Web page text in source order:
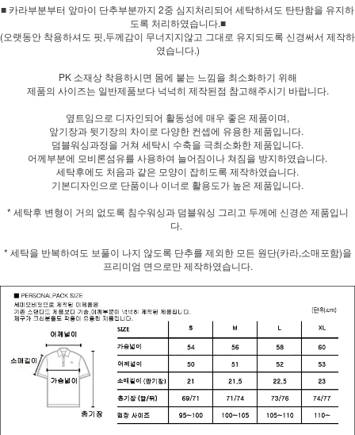
■ 카라부분부터 앞마이 단추부분까지 2중 심지처리되어 세탁하셔도 탄탄함을 유지하
도록 처리하였습니다.■
(오랫동안 착용하셔도 핏,두께감이 무너지지않고 그대로 유지되도록 신경써서 제작하
였습니다.)
PK 소재상 착용하시면 몸에 붙는 느낌을 최소화하기 위해
제품의 사이즈는 일반제품보다 넉넉히 제작된점 참고해주시기 바랍니다.
옆트임으로 디자인되어 활동성에 매우 좋은 제품이며,
앞기장과 뒷기장의 차이로 다양한 컨셉에 유용한 제품입니다.
덤블워싱과정을 거쳐 세탁시 수축을 극최소화한 제품입니다.
어께부분에 모비론섬유를 사용하여 늘어짐이나 쳐짐을 방지하였습니다.
세탁후에도 처음과 같은 모양이 잡히도록 제작하였습니다.
기본디자인으로 단품이나 이너로 활용도가 높은 제품입니다.
* 세탁후 변형이 거의 없도록 침수워싱과 덤블워싱 그리고 두께에 신경쓴 제품입니
다.
* 세탁을 반복하여도 보풀이 나지 않도록 단추를 제외한 모든 원단(카라,소매포함)을
프리미엄 면으로만 제작하였습니다.